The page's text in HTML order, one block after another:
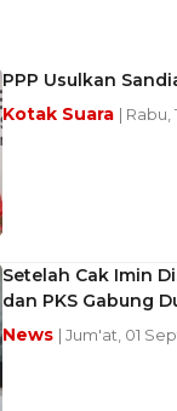
PPP Usulkan
Kotak Suara | Rabu,
Setelah Cak Imin
dan PKS Gabung
News | Jum'at, 01